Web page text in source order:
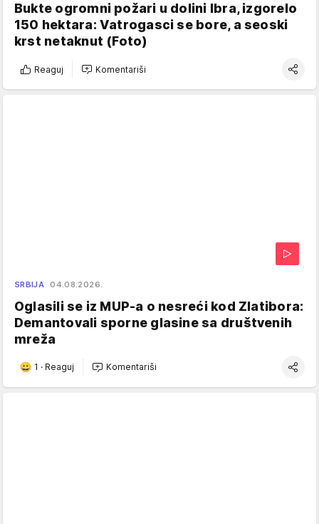
Bukte ogromni požari u dolini Ibra, izgorelo
150 hektara: Vatrogasci se bore, a seoski
krst netaknut (Foto)
Reaguj Komentariši
SRBIJA 04.08.2026.
Oglasili se iz MUP-a o nesreći kod Zlatibora:
Demantovali sporne glasine sa društvenih
mreža
1 · Reaguj Komentariši